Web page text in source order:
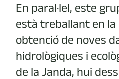
En paral·lel, este
està treballant en la
obtenció de noves
hidrològiques i
de la Janda, hui